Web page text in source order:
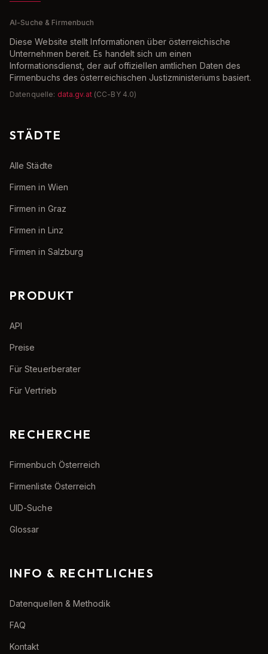
AI-Suche & Firmenbuch
Diese Website stellt Informationen über österreichische
Unternehmen bereit. Es handelt sich um einen
Informationsdienst, der auf offiziellen amtlichen Daten des
Firmenbuchs des österreichischen Justizministeriums basiert.
Datenquelle: data.gv.at (CC-BY 4.0)
STÄDTE
Alle Städte
Firmen in Wien
Firmen in Graz
Firmen in Linz
Firmen in Salzburg
PRODUKT
API
Preise
Für Steuerberater
Für Vertrieb
RECHERCHE
Firmenbuch Österreich
Firmenliste Österreich
UID-Suche
Glossar
INFO & RECHTLICHES
Datenquellen & Methodik
FAQ
Kontakt